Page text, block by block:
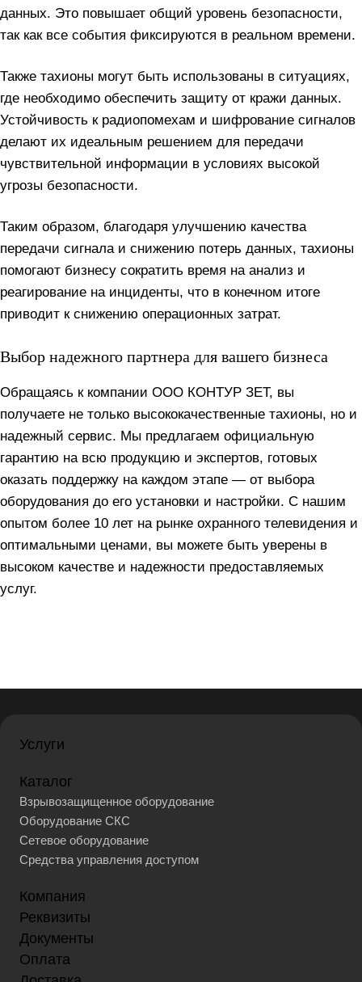
данных. Это повышает общий уровень безопасности,
так как все события фиксируются в реальном времени.
Также тахионы могут быть использованы в ситуациях,
где необходимо обеспечить защиту от кражи данных.
Устойчивость к радиопомехам и шифрование сигналов
делают их идеальным решением для передачи
чувствительной информации в условиях высокой
угрозы безопасности.
Таким образом, благодаря улучшению качества
передачи сигнала и снижению потерь данных, тахионы
помогают бизнесу сократить время на анализ и
реагирование на инциденты, что в конечном итоге
приводит к снижению операционных затрат.
Выбор надежного партнера для вашего бизнеса
Обращаясь к компании ООО КОНТУР ЗЕТ, вы
получаете не только высококачественные тахионы, но и
надежный сервис. Мы предлагаем официальную
гарантию на всю продукцию и экспертов, готовых
оказать поддержку на каждом этапе — от выбора
оборудования до его установки и настройки. С нашим
опытом более 10 лет на рынке охранного телевидения и
оптимальными ценами, вы можете быть уверены в
высоком качестве и надежности предоставляемых
услуг.
Услуги
Каталог
Взрывозащищенное оборудование
Оборудование СКС
Сетевое оборудование
Средства управления доступом
Компания
Реквизиты
Документы
Оплата